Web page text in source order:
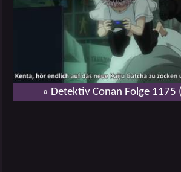
» Detektiv Conan Folge 1175